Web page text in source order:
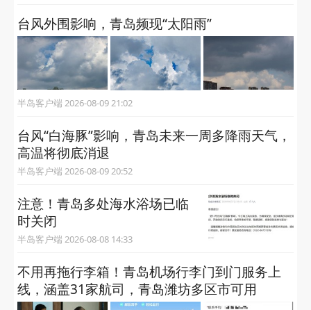
台风外围影响，青岛频现“太阳雨”
半岛客户端 2026-08-09 21:02
台风“白海豚”影响，青岛未来一周多降雨天气，
高温将彻底消退
半岛客户端 2026-08-09 20:52
注意！青岛多处海水浴场已临
时关闭
半岛客户端 2026-08-08 14:33
不用再拖行李箱！青岛机场行李门到门服务上
线，涵盖31家航司，青岛潍坊多区市可用